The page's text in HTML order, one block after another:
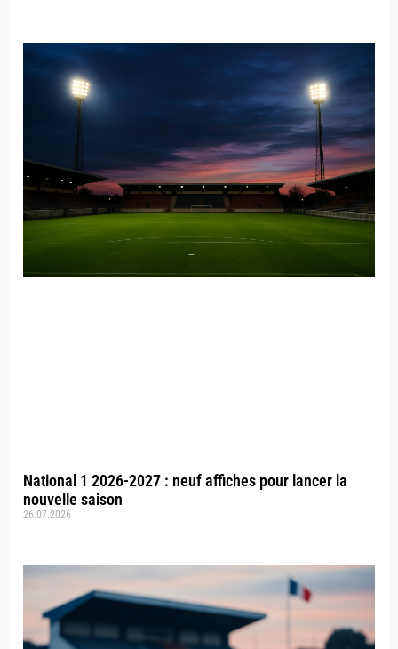
National 1 2026-2027 : neuf affiches pour lancer la
nouvelle saison
26.07.2026